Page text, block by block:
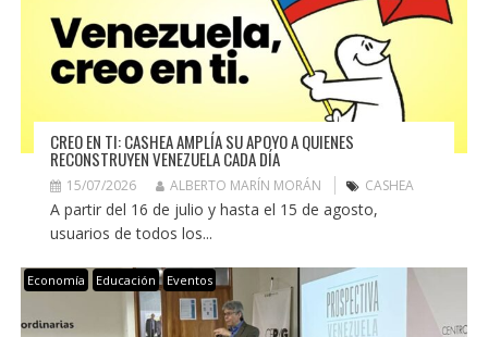
CREO EN TI: CASHEA AMPLÍA SU APOYO A QUIENES
RECONSTRUYEN VENEZUELA CADA DÍA
15/07/2026 ALBERTO MARÍN MORÁN CASHEA
A partir del 16 de julio y hasta el 15 de agosto,
usuarios de todos los...
Economía Educación Eventos